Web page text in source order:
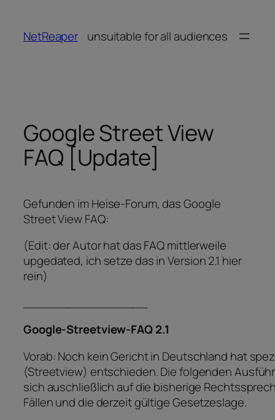
springen
NetReaper unsuitable for all audiences
Google Street View
FAQ [Update]
Gefunden im Heise-Forum, das Google
Street View FAQ:
(Edit: der Autor hat das FAQ mittlerweile
upgedated, ich setze das in Version 2.1 hier
rein)
Google-Streetview-FAQ 2.1
Vorab: Noch kein Gericht in Deutschland hat
(Streetview) entschieden. Die folgenden
sich auschließlich auf die bisherige
Fällen und die derzeit gültige Gesetzeslage.